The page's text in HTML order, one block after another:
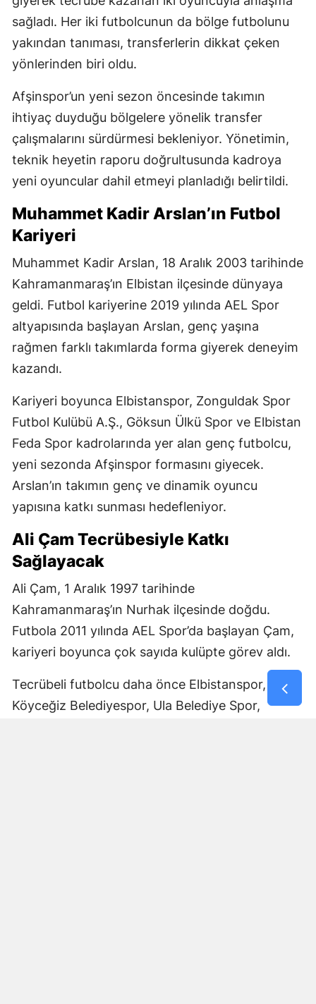
sağladı. Her iki futbolcunun da bölge futbolunu
yakından tanıması, transferlerin dikkat çeken
yönlerinden biri oldu.
Afşinspor’un yeni sezon öncesinde takımın
ihtiyaç duyduğu bölgelere yönelik transfer
çalışmalarını sürdürmesi bekleniyor. Yönetimin,
teknik heyetin raporu doğrultusunda kadroya
yeni oyuncular dahil etmeyi planladığı belirtildi.
Muhammet Kadir Arslan’ın Futbol
Kariyeri
Muhammet Kadir Arslan, 18 Aralık 2003 tarihinde
Kahramanmaraş’ın Elbistan ilçesinde dünyaya
geldi. Futbol kariyerine 2019 yılında AEL Spor
altyapısında başlayan Arslan, genç yaşına
rağmen farklı takımlarda forma giyerek deneyim
kazandı.
Kariyeri boyunca Elbistanspor, Zonguldak Spor
Futbol Kulübü A.Ş., Göksun Ülkü Spor ve Elbistan
Feda Spor kadrolarında yer alan genç futbolcu,
yeni sezonda Afşinspor formasını giyecek.
Arslan’ın takımın genç ve dinamik oyuncu
yapısına katkı sunması hedefleniyor.
Ali Çam Tecrübesiyle Katkı
Sağlayacak
Ali Çam, 1 Aralık 1997 tarihinde
Kahramanmaraş’ın Nurhak ilçesinde doğdu.
Futbola 2011 yılında AEL Spor’da başlayan Çam,
kariyeri boyunca çok sayıda kulüpte görev aldı.
Tecrübeli futbolcu daha önce Elbistanspor,
Köyceğiz Belediyespor, Ula Belediye Spor,